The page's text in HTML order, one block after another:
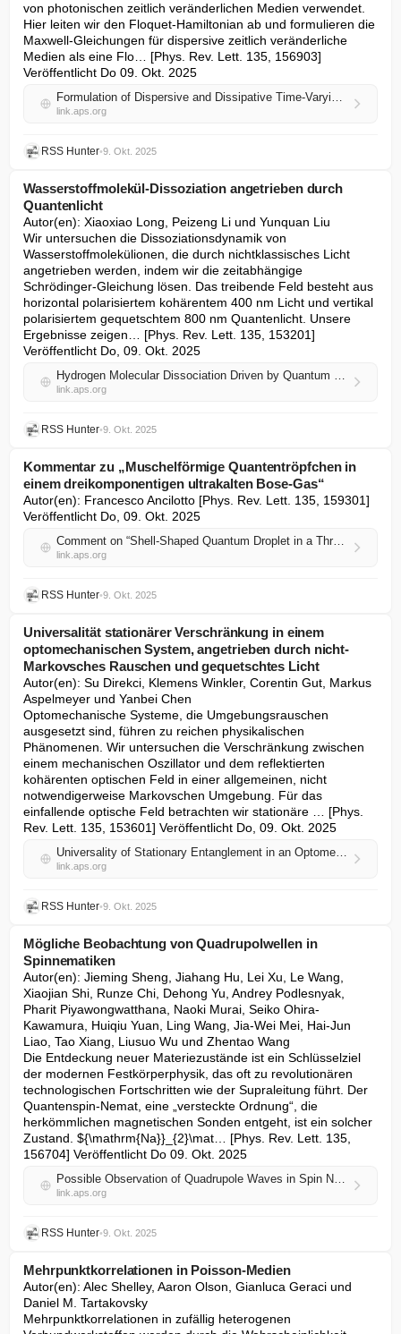
von photonischen zeitlich veränderlichen Medien verwendet.
Hier leiten wir den Floquet-Hamiltonian ab und formulieren die
Maxwell-Gleichungen für dispersive zeitlich veränderliche
Medien als eine Flo… [Phys. Rev. Lett. 135, 156903]
Veröffentlicht Do 09. Okt. 2025
Formulation of Dispersive and Dissipative Time-Varying Media as a Floquet Matrix Eigenproblem
link.aps.org
RSS Hunter•9. Okt. 2025
Wasserstoffmolekül-Dissoziation angetrieben durch
Quantenlicht
Autor(en): Xiaoxiao Long, Peizeng Li und Yunquan Liu
Wir untersuchen die Dissoziationsdynamik von
Wasserstoffmolekülionen, die durch nichtklassisches Licht
angetrieben werden, indem wir die zeitabhängige
Schrödinger-Gleichung lösen. Das treibende Feld besteht aus
horizontal polarisiertem kohärentem 400 nm Licht und vertikal
polarisiertem gequetschtem 800 nm Quantenlicht. Unsere
Ergebnisse zeigen… [Phys. Rev. Lett. 135, 153201]
Veröffentlicht Do, 09. Okt. 2025
Hydrogen Molecular Dissociation Driven by Quantum Light
link.aps.org
RSS Hunter•9. Okt. 2025
Kommentar zu „Muschelförmige Quantentröpfchen in
einem dreikomponentigen ultrakalten Bose-Gas“
Autor(en): Francesco Ancilotto [Phys. Rev. Lett. 135, 159301]
Veröffentlicht Do, 09. Okt. 2025
Comment on “Shell-Shaped Quantum Droplet in a Three-Component Ultracold Bose Gas”
link.aps.org
RSS Hunter•9. Okt. 2025
Universalität stationärer Verschränkung in einem
optomechanischen System, angetrieben durch nicht-
Markovsches Rauschen und gequetschtes Licht
Autor(en): Su Direkci, Klemens Winkler, Corentin Gut, Markus
Aspelmeyer und Yanbei Chen
Optomechanische Systeme, die Umgebungsrauschen
ausgesetzt sind, führen zu reichen physikalischen
Phänomenen. Wir untersuchen die Verschränkung zwischen
einem mechanischen Oszillator und dem reflektierten
kohärenten optischen Feld in einer allgemeinen, nicht
notwendigerweise Markovschen Umgebung. Für das
einfallende optische Feld betrachten wir stationäre … [Phys.
Rev. Lett. 135, 153601] Veröffentlicht Do, 09. Okt. 2025
Universality of Stationary Entanglement in an Optomechanical System Driven by Non-Markovian Noise and Squeezed Light
link.aps.org
RSS Hunter•9. Okt. 2025
Mögliche Beobachtung von Quadrupolwellen in
Spinnematiken
Autor(en): Jieming Sheng, Jiahang Hu, Lei Xu, Le Wang,
Xiaojian Shi, Runze Chi, Dehong Yu, Andrey Podlesnyak,
Pharit Piyawongwatthana, Naoki Murai, Seiko Ohira-
Kawamura, Huiqiu Yuan, Ling Wang, Jia-Wei Mei, Hai-Jun
Liao, Tao Xiang, Liusuo Wu und Zhentao Wang
Die Entdeckung neuer Materiezustände ist ein Schlüsselziel
der modernen Festkörperphysik, das oft zu revolutionären
technologischen Fortschritten wie der Supraleitung führt. Der
Quantenspin-Nemat, eine „versteckte Ordnung“, die
herkömmlichen magnetischen Sonden entgeht, ist ein solcher
Zustand. ${\mathrm{Na}}_{2}\mat… [Phys. Rev. Lett. 135,
156704] Veröffentlicht Do 09. Okt. 2025
Possible Observation of Quadrupole Waves in Spin Nematics
link.aps.org
RSS Hunter•9. Okt. 2025
Mehrpunktkorrelationen in Poisson-Medien
Autor(en): Alec Shelley, Aaron Olson, Gianluca Geraci und
Daniel M. Tartakovsky
Mehrpunktkorrelationen in zufällig heterogenen